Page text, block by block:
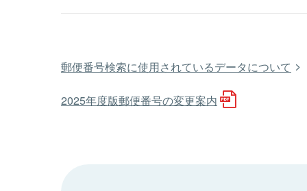
郵便番号検索に使用されているデータについて
2025年度版郵便番号の変更案内